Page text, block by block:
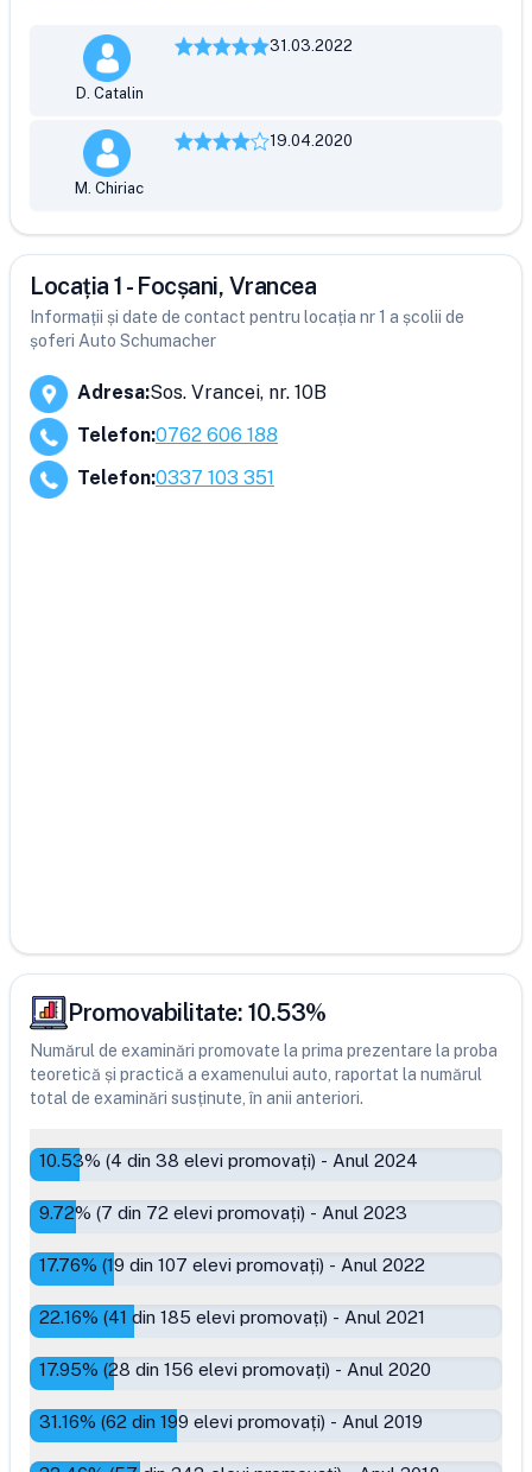
D. Catalin
31.03.2022
M. Chiriac
19.04.2020
Locația 1 - Focșani, Vrancea
Informații și date de contact pentru locația nr 1 a școlii de
șoferi Auto Schumacher
Adresa:Sos. Vrancei, nr. 10B
Telefon:0762 606 188
Telefon:0337 103 351
Promovabilitate: 10.53%
Numărul de examinări promovate la prima prezentare la proba
teoretică și practică a examenului auto, raportat la numărul
total de examinări susținute, în anii anteriori.
10.53% (4 din 38 elevi promovați) - Anul 2024
9.72% (7 din 72 elevi promovați) - Anul 2023
17.76% (19 din 107 elevi promovați) - Anul 2022
22.16% (41 din 185 elevi promovați) - Anul 2021
17.95% (28 din 156 elevi promovați) - Anul 2020
31.16% (62 din 199 elevi promovați) - Anul 2019